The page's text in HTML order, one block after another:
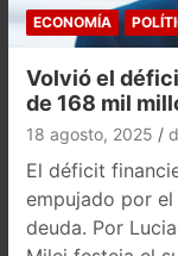
ECONOMÍA
Volvió el
de 168 mil
18 agosto, 2025
El déficit
empujado por
deuda. Por